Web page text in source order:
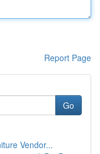
Report Page
Go
Vendor...